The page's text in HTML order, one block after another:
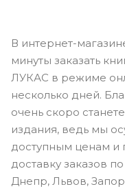
В интернет-
минуты заказать
ЛУКАС в режиме
несколько дней.
очень скоро
издания, ведь мы
доступным ценам и
доставку заказов
Днепр, Львов,